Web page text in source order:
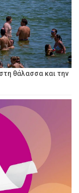
θάλασσα και την